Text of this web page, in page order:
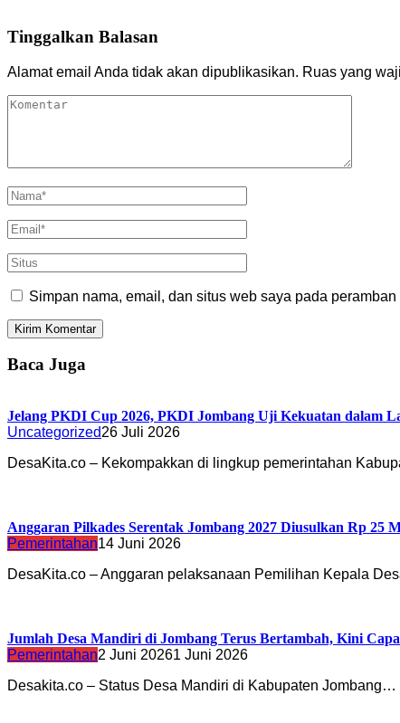
Tinggalkan Balasan
Alamat email Anda tidak akan dipublikasikan. Ruas yang
Simpan nama, email, dan situs web saya pada
Baca Juga
Jelang PKDI Cup 2026, PKDI Jombang Uji Kekuatan dalam
Uncategorized26 Juli 2026
DesaKita.co – Kekompakkan di lingkup pemerintahan
Anggaran Pilkades Serentak Jombang 2027 Diusulkan Rp
Pemerintahan14 Juni 2026
DesaKita.co – Anggaran pelaksanaan Pemilihan Kepala
Jumlah Desa Mandiri di Jombang Terus Bertambah, Kini
Pemerintahan2 Juni 20261 Juni 2026
Desakita.co – Status Desa Mandiri di Kabupaten Jombang…